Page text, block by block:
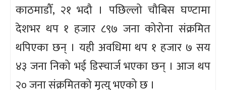
काठमाडौँ, २१ भदौ । पछिल्लो चौबिस घण्टामा
देशभर थप १ हजार ८९७ जना कोरोना संक्रमित
थपिएका छन् । यही अवधिमा थप १ हजार ७ सय
४३ जना निको भई डिस्चार्ज भएका छन् । आज थप
२० जना संक्रमितको मृत्यु भएको छ ।